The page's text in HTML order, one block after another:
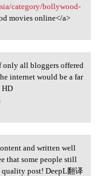
category/bollywood-
movies online</a>
if
all bloggers offered
internet would be a far
and written well
that some people still
quality post! DeepL翻译